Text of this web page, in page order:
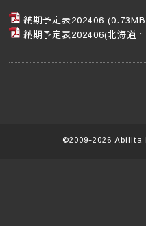
納期予定表202406
納期予定表202406(北海道
©2009-2026 Abilita